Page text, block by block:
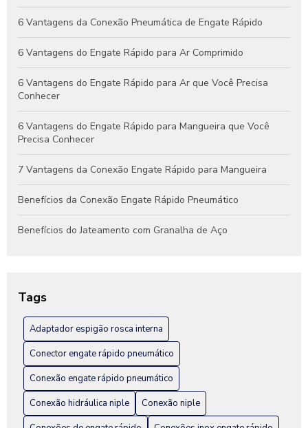
Guia Completo de Engates Pneumáticos: Benefícios, Usos e
Dicas de Manutenção
6 Vantagens da Conexão Pneumática de Engate Rápido
6 Vantagens do Engate Rápido para Ar Comprimido
6 Vantagens do Engate Rápido para Ar que Você Precisa
Conhecer
6 Vantagens do Engate Rápido para Mangueira que Você
Precisa Conhecer
7 Vantagens da Conexão Engate Rápido para Mangueira
Benefícios da Conexão Engate Rápido Pneumático
Benefícios do Jateamento com Granalha de Aço
Como Escolher a Conexão Hidráulica Niple Ideal para Seu
Projeto
Como Escolher a Melhor Conexão Engate Rápido em Inox
para Seu Projeto
Como escolher a melhor fábrica de engate rápido hidráulico
Como Escolher Conexão Engate Rápido em Inox para Sua
Instalação
Tags
Adaptador espigão rosca interna
Conector engate rápido pneumático
Conexão engate rápido pneumático
Conexão hidráulica niple
Conexão niple